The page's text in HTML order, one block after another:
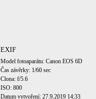
EXIF
Model fotoaparátu: Canon EOS 6D
Čas závěrky: 1/60 sec
Clona: f/5.6
ISO: 800
Datum vytvoření: 27.9.2019 14:33